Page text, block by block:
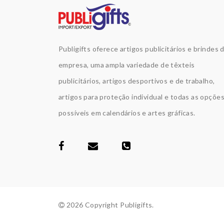
Publigifts oferece artigos publicitários e brindes
empresa, uma ampla variedade de têxteis
publicitários, artigos desportivos e de trabalho,
artigos para proteção individual e todas as
possíveis em calendários e artes gráficas.
2026 Copyright Publigifts.